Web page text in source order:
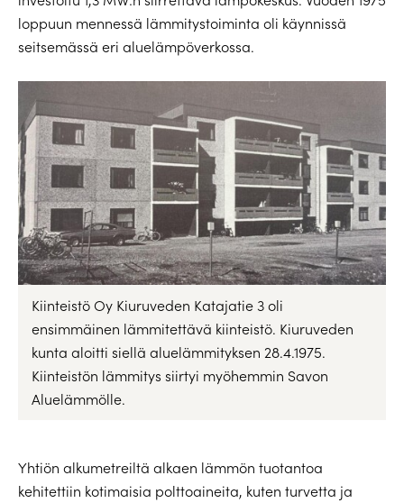
loppuun mennessä lämmitystoiminta oli käynnissä
seitsemässä eri aluelämpöverkossa.
Kiinteistö Oy Kiuruveden Katajatie 3 oli
ensimmäinen lämmitettävä kiinteistö. Kiuruveden
kunta aloitti siellä aluelämmityksen 28.4.1975.
Kiinteistön lämmitys siirtyi myöhemmin Savon
Aluelämmölle.
Yhtiön alkumetreiltä alkaen lämmön tuotantoa
kehitettiin kotimaisia polttoaineita, kuten turvetta ja